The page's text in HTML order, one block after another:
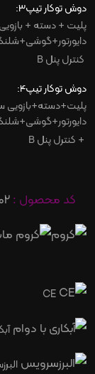
دوش توکار تیپ3:
پلیت + دسته +
کنترل پنلB
دوش توکار تیپ4:
پلیت+دسته+بازویی
+ کنترل پنلB
کد محصول :
CE